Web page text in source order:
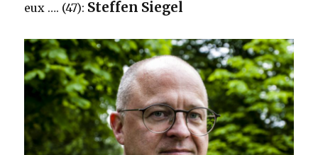
eux …. (47): Steffen Siegel